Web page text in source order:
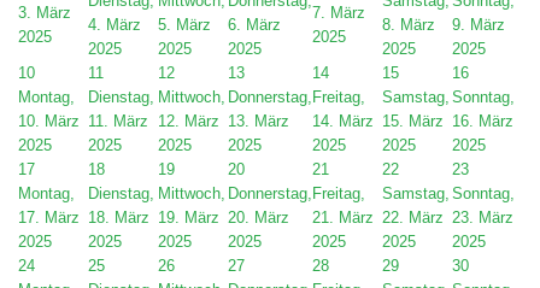
3. März
2025
4. März
2025
5. März
2025
6. März
2025
7. März
2025
8. März
2025
9. März
2025
10
Montag,
10. März
2025
11
Dienstag,
11. März
2025
12
Mittwoch,
12. März
2025
13
Donnerstag,
13. März
2025
14
Freitag,
14. März
2025
15
Samstag,
15. März
2025
16
Sonntag,
16. März
2025
17
Montag,
17. März
2025
18
Dienstag,
18. März
2025
19
Mittwoch,
19. März
2025
20
Donnerstag,
20. März
2025
21
Freitag,
21. März
2025
22
Samstag,
22. März
2025
23
Sonntag,
23. März
2025
24
25
26
27
28
29
30